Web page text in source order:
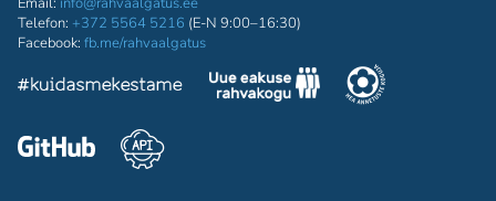
Telefon: +372 5564 5216 (E-N 9:00–16:30)
Facebook: fb.me/rahvaalgatus